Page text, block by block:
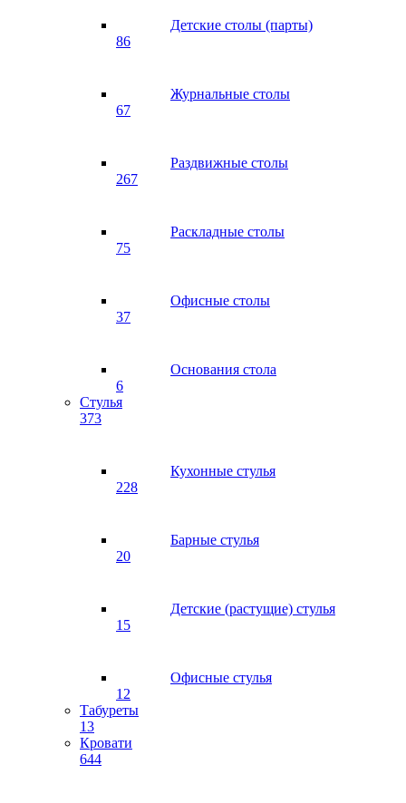
Детские столы (парты)
86
Журнальные столы
67
Раздвижные столы
267
Раскладные столы
75
Офисные столы
37
Основания стола
6
Стулья
373
Кухонные стулья
228
Барные стулья
20
Детские (растущие) стулья
15
Офисные стулья
12
Табуреты
13
Кровати
644